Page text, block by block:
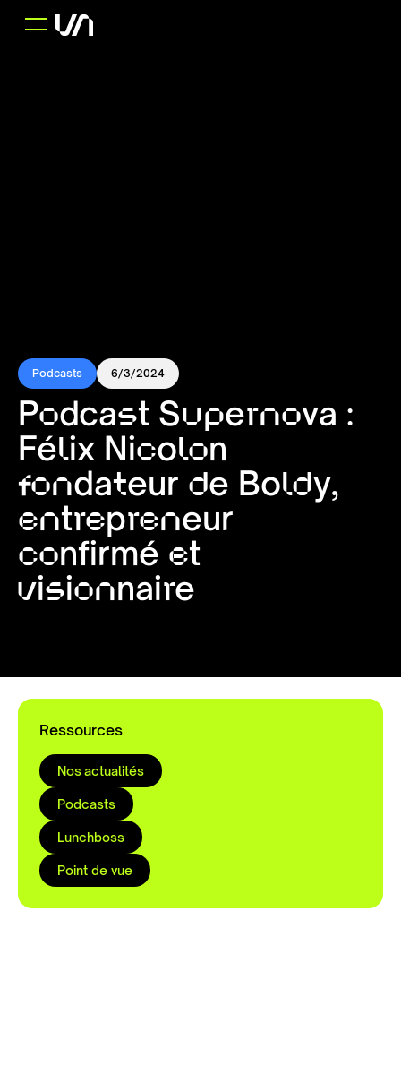
Podcasts 6/3/2024
Podcast Supernova :
Félix Nicolon
fondateur de Boldy,
entrepreneur
confirmé et
visionnaire
Ressources
Nos actualités
Podcasts
Lunchboss
Point de vue